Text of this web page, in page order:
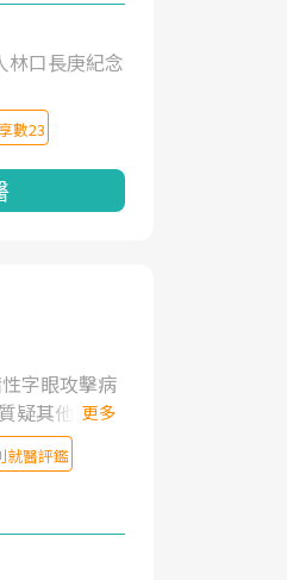
林口長庚紀念
數23
字眼攻擊病
疑其他醫生
更多
就醫評鑑